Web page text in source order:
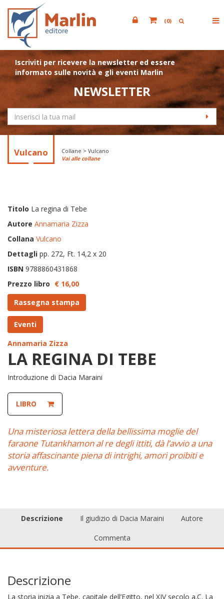
(0)
Iscriviti per ricevere la newsletter ed essere
informato sulle novità e gli eventi Marlin
NEWSLETTER
Vulcano
Collane > Vulcano
Vai alle collane
Titolo La regina di Tebe
Autore Annamaria Zizza
Collana Vulcano
Dettagli pp. 272, Ft. 14,2 x 20
ISBN 9788860431868
Prezzo libro € 16,00
Rassegna stampa
Eventi
Annamaria Zizza
LA REGINA DI TEBE
Introduzione di Dacia Maraini
LIBRO
Una misteriosa lettera della bellissima moglie del
faraone Tutankhamon al re degli ittiti, dà l’avvio a una
storia affascinante piena di intrighi, amori proibiti e
avventure.
Descrizione Il giudizio di Dacia Maraini Autore
Commenta
Descrizione
La storia inizia a Tebe, capitale dell’Egitto, nel XIV secolo a.C. La